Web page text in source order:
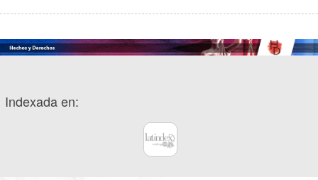
Indexada en: